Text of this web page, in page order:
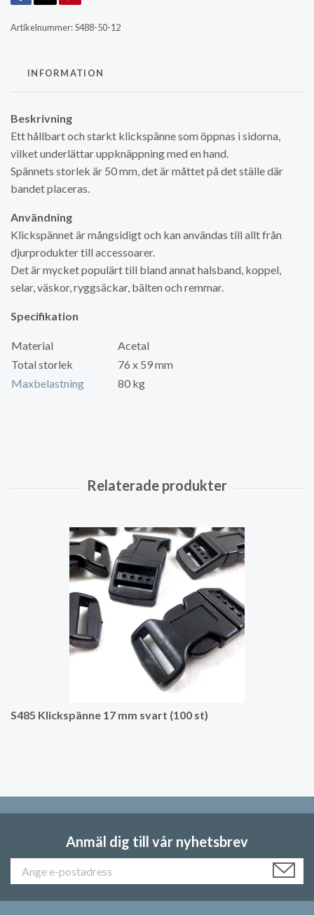
Artikelnummer:S488-50-12
INFORMATION
Beskrivning
Ett hållbart och starkt klickspänne som öppnas i sidorna,
vilket underlättar uppknäppning med en hand.
Spännets storlek är 50 mm, det är måttet på det ställe där
bandet placeras.
Användning
Klickspännet är mångsidigt och kan användas till allt från
djurprodukter till accessoarer.
Det är mycket populärt till bland annat halsband, koppel,
selar, väskor, ryggsäckar, bälten och remmar.
Specifikation
Material
Acetal
Total storlek
76 x 59 mm
Maxbelastning
80 kg
S485 Klickspänne 17 mm svart (100 st)
Anmäl dig till vår nyhetsbrev